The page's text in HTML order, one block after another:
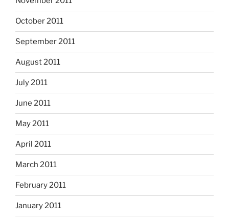
October 2011
September 2011
August 2011
July 2011
June 2011
May 2011
April 2011
March 2011
February 2011
January 2011